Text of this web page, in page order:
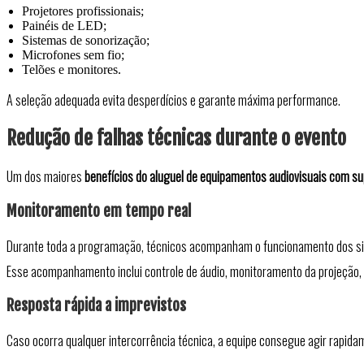
Projetores profissionais;
Painéis de LED;
Sistemas de sonorização;
Microfones sem fio;
Telões e monitores.
A seleção adequada evita desperdícios e garante máxima performance.
Redução de falhas técnicas durante o evento
Um dos maioresbenefícios do aluguel de equipamentos audiovisuais com
Monitoramento em tempo real
Durante toda a programação, técnicos acompanham o funcionamento dos
Esse acompanhamento inclui controle de áudio, monitoramento da
Resposta rápida a imprevistos
Caso ocorra qualquer intercorrência técnica, a equipe consegue agir